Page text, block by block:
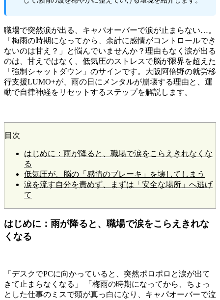
職場で突然涙が出る、キャパオーバーで涙が止まらない…。
「梅雨の時期になってから、余計に感情がコントロールでき
ないのは甘え？」と悩んでいませんか？理由もなく涙が出る
のは、甘えではなく、低気圧のストレスで脳が限界を超えた
「強制シャットダウン」のサインです。大阪阿倍野の就労移
行支援LUMO+が、雨の日にメンタルが崩壊する理由と、運
動で自律神経をリセットするステップを解説します。
目次
はじめに：雨が降ると、職場で涙をこらえきれなくな
る
低気圧が、脳の「感情のブレーキ」を壊してしまう
涙を流す自分を責めず、まずは「安全な場所」へ逃げ
て
はじめに：雨が降ると、職場で涙をこらえきれな
くなる
「デスクでPCに向かっていると、突然ポロポロと涙が出て
きて止まらなくなる」 「梅雨の時期になってから、ちょっ
とした仕事のミスで頭が真っ白になり、キャパオーバーで泣